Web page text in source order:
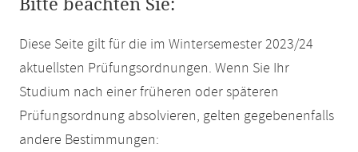
Bitte beachten Sie:
Diese Seite gilt für die im Wintersemester 2023/24
aktuellsten Prüfungsordnungen. Wenn Sie Ihr
Studium nach einer früheren oder späteren
Prüfungsordnung absolvieren, gelten gegebenenfalls
andere Bestimmungen: